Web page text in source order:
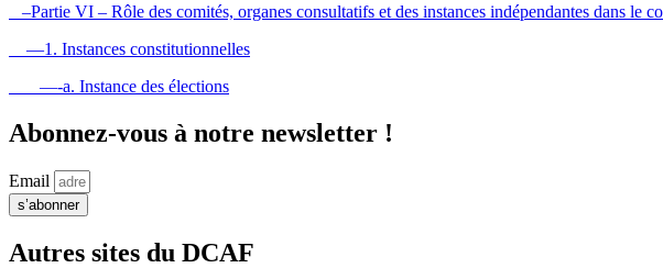
–Partie VI – Rôle des comités, organes consultatifs et des instances indépendantes dans le
—1. Instances constitutionnelles
—-a. Instance des élections
Abonnez-vous à notre newsletter !
Email
s’abonner
Autres sites du DCAF